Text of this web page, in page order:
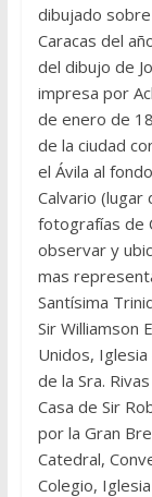
dibujado
Caracas del
del dibujo de
impresa por
de enero de
de la ciudad
el Ávila al
Calvario
fotografías de
observar y
mas
Santísima
Sir Williamson
Unidos, Iglesia
de la Sra.
Casa de Sir
por la Gran
Catedral,
Colegio,